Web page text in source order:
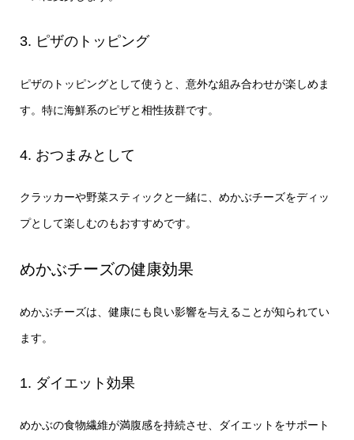
3. ピザのトッピング
ピザのトッピングとして使うと、意外な組み合わせが楽しめま
す。特に海鮮系のピザと相性抜群です。
4. おつまみとして
クラッカーや野菜スティックと一緒に、めかぶチーズをディッ
プとして楽しむのもおすすめです。
めかぶチーズの健康効果
めかぶチーズは、健康にも良い影響を与えることが知られてい
ます。
1. ダイエット効果
めかぶの食物繊維が満腹感を持続させ、ダイエットをサポート